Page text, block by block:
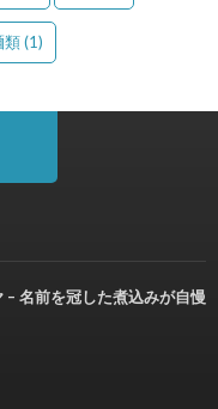
類(1)
– 名前を冠した煮込みが自慢